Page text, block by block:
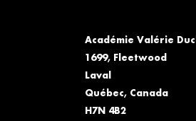
Académie Valérie
1699, Fleetwood
Laval
Québec, Canada
H7N 4B2